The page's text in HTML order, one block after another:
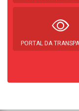
PORTAL DA